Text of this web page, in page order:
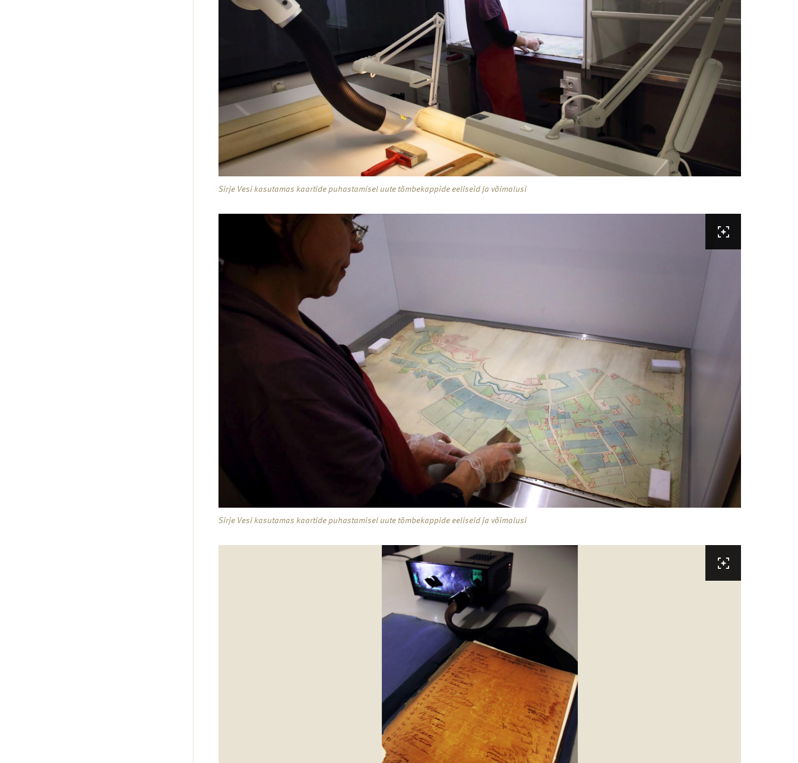
Sirje Vesi kasutamas kaartide puhastamisel uute tõmbekappide eeliseid ja võimalusi
Sirje Vesi kasutamas kaartide puhastamisel uute tõmbekappide eeliseid ja võimalusi